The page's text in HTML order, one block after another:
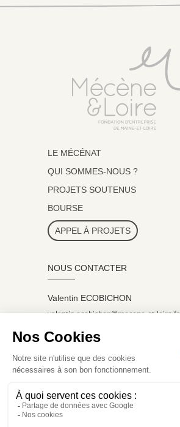
LE MÉCÉNAT
QUI SOMMES-NOUS ?
PROJETS SOUTENUS
BOURSE
APPEL À PROJETS
NOUS CONTACTER
Valentin ECOBICHON
valentin.ecobichon@mecene-et-loire.fr
ADRESSE
8, boulevard du Roi René
CS 60626